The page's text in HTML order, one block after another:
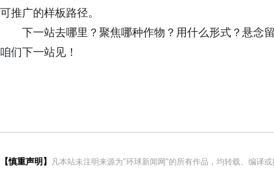
可推广的样板路径。
下一站去哪里？聚焦哪种作物？用什么形式？悬念
咱们下一站见！
【慎重声明】 凡本站未注明来源为"环球新闻网"的所有作品，均转载、编译